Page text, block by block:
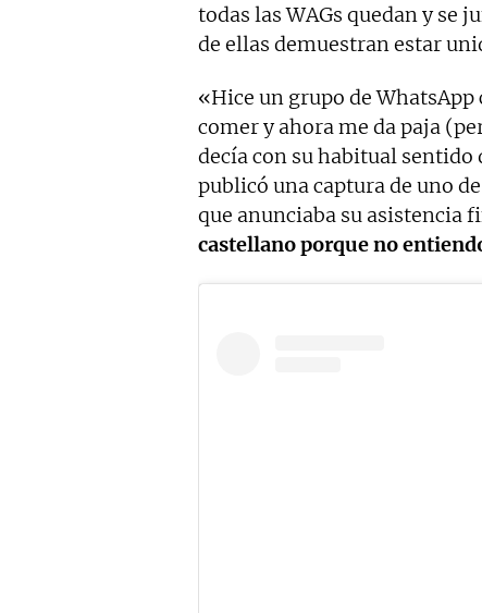
todas las WAGs quedan y se
de ellas demuestran estar
«Hice un grupo de
comer y ahora me da paja
decía con su habitual
publicó una captura de uno
que anunciaba su asistencia
castellano porque no